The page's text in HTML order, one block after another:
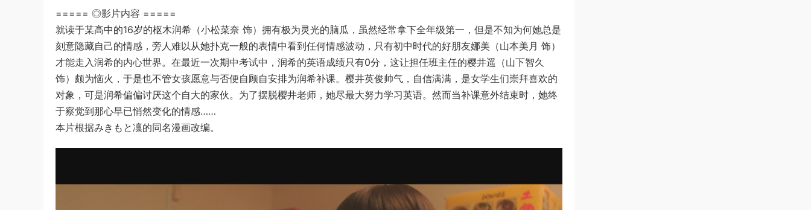
===== ◎影片内容 =====
就读于某高中的16岁的枢木润希（小松菜奈 饰）拥有极为灵光的脑瓜，虽然经常拿下全年级第一，但是不知为何她总是
刻意隐藏自己的情感，旁人难以从她扑克一般的表情中看到任何情感波动，只有初中时代的好朋友娜美（山本美月 饰）
才能走入润希的内心世界。在最近一次期中考试中，润希的英语成绩只有0分，这让担任班主任的樱井遥（山下智久
饰）颇为恼火，于是也不管女孩愿意与否便自顾自安排为润希补课。樱井英俊帅气，自信满满，是女学生们崇拜喜欢的
对象，可是润希偏偏讨厌这个自大的家伙。为了摆脱樱井老师，她尽最大努力学习英语。然而当补课意外结束时，她终
于察觉到那心早已悄然变化的情感……
本片根据みきもと凜的同名漫画改编。